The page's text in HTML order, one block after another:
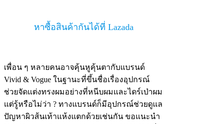
หาซื้อสินค้ากันได้ที่ Lazada
เพื่อน ๆ หลายคนอาจคุ้นหูคุ้นตากับแบรนด์
Vivid & Vogue ในฐานะที่ขึ้นชื่อเรื่องอุปกรณ์
ช่วยจัดแต่งทรงผมอย่างที่หนีบผมและไดร์เป่าผม
แต่รู้หรือไม่ว่า ? ทางแบรนด์ก็มีอุปกรณ์ช่วยดูแล
ปัญหาผิวส้นเท้าแห้งแตกด้วยเช่นกัน ขอแนะนำ